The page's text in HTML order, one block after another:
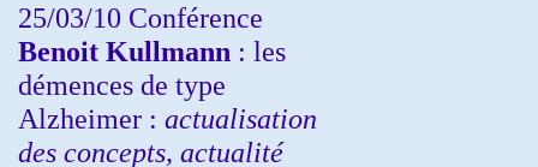
25/03/10 Conférence
Benoit Kullmann : les
démences de type
Alzheimer : actualisation
des concepts, actualité